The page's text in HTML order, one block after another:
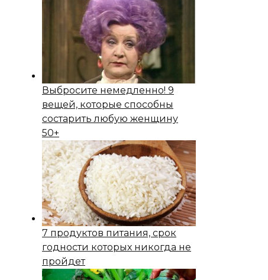
Выбросите немедленно! 9
вещей, которые способны
состapить любую женщину
50+
7 продуктов питания, срок
годности которых никогда не
пройдет